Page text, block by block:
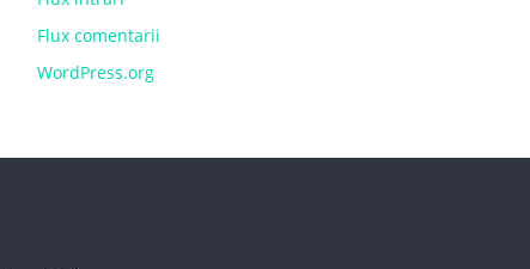
Flux comentarii
WordPress.org